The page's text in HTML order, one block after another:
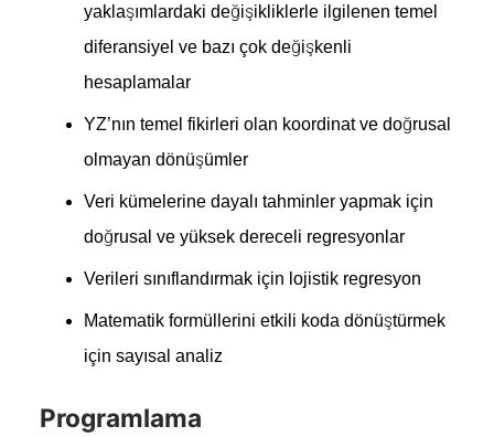
yaklaşımlardaki değişikliklerle ilgilenen temel
diferansiyel ve bazı çok değişkenli
hesaplamalar
YZ’nın temel fikirleri olan koordinat ve doğrusal
olmayan dönüşümler
Veri kümelerine dayalı tahminler yapmak için
doğrusal ve yüksek dereceli regresyonlar
Verileri sınıflandırmak için lojistik regresyon
Matematik formüllerini etkili koda dönüştürmek
için sayısal analiz
Programlama